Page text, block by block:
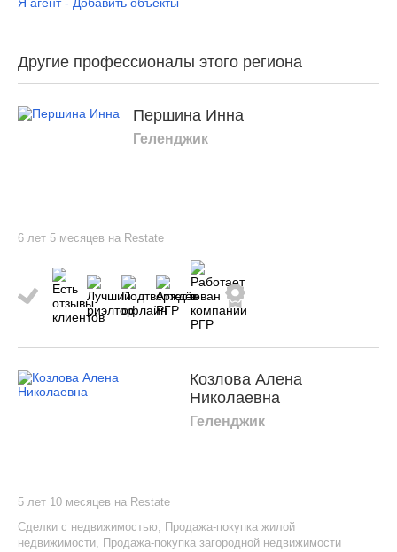
Другие профессионалы этого региона
Першина Инна
Геленджик
6 лет 5 месяцев на Restate
Козлова Алена
Николаевна
Геленджик
5 лет 10 месяцев на Restate
Сделки с недвижимостью, Продажа-покупка жилой
недвижимости, Продажа-покупка загородной недвижимости